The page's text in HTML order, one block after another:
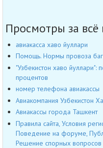
Просмотры за всё
авиакасса хаво йуллари
Помощь. Нормы провоза
"Узбекистон хаво
процентов
номер телефона авиакассы
Авиакомпания Узбекистон
Авиакассы города Ташкент
Правила сайта, Условия
Поведение на форуме,
Решение спорных вопросов